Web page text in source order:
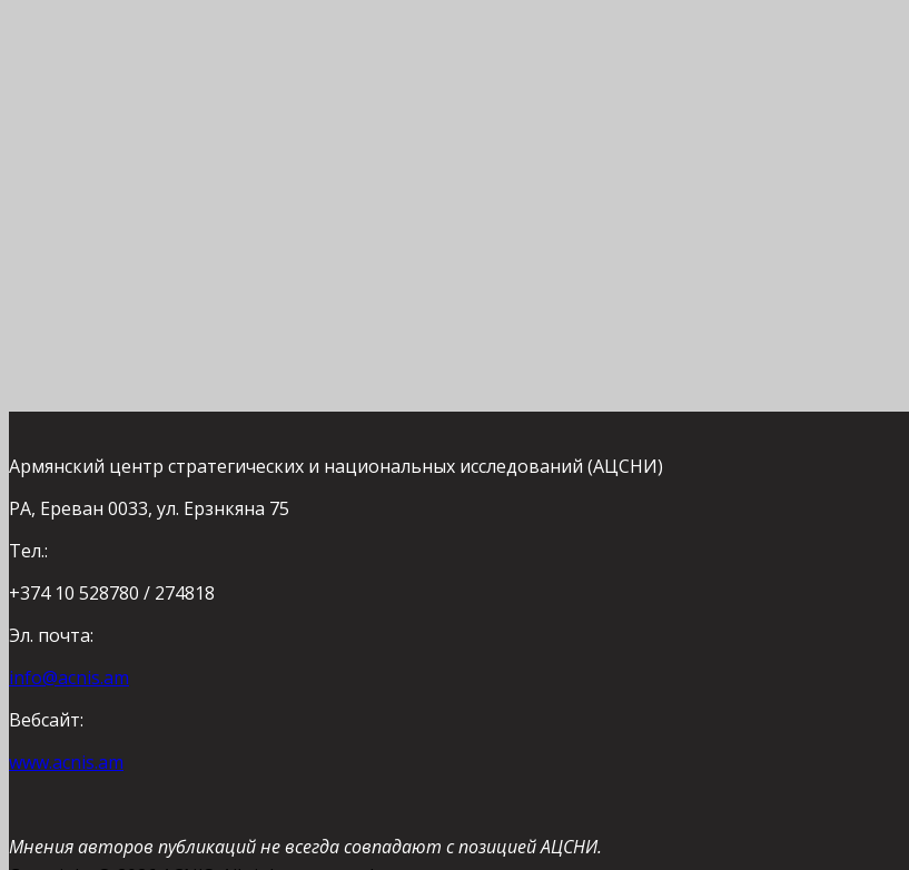
Армянский центр стратегических и национальных исследований (АЦСНИ)
РА, Ереван 0033, ул. Ерзнкяна 75
Тел.:
+374 10 528780 / 274818
Эл. почта:
info@acnis.am
Вебсайт:
www.acnis.am
Мнения авторов публикаций не всегда совпадают с позицией АЦСНИ.